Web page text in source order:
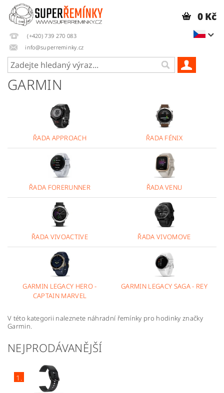
(+420) 739 270 083
info@superreminky.cz
0 Kč
GARMIN
ŘADA APPROACH ŘADA FÉNIX
ŘADA FORERUNNER ŘADA VENU
ŘADA VIVOACTIVE ŘADA VIVOMOVE
GARMIN LEGACY HERO -
CAPTAIN MARVEL
GARMIN LEGACY SAGA - REY
V této kategorii naleznete náhradní řemínky pro hodinky značky
Garmin.
NEJPRODÁVANĚJŠÍ
1.